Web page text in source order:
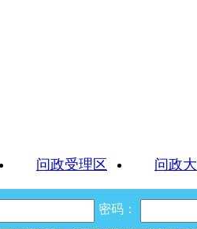
问政受理区 问政
密码：